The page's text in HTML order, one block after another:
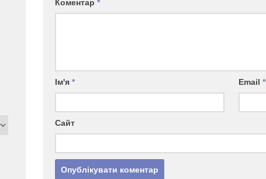
Коментар *
Ім'я * Email*
Сайт